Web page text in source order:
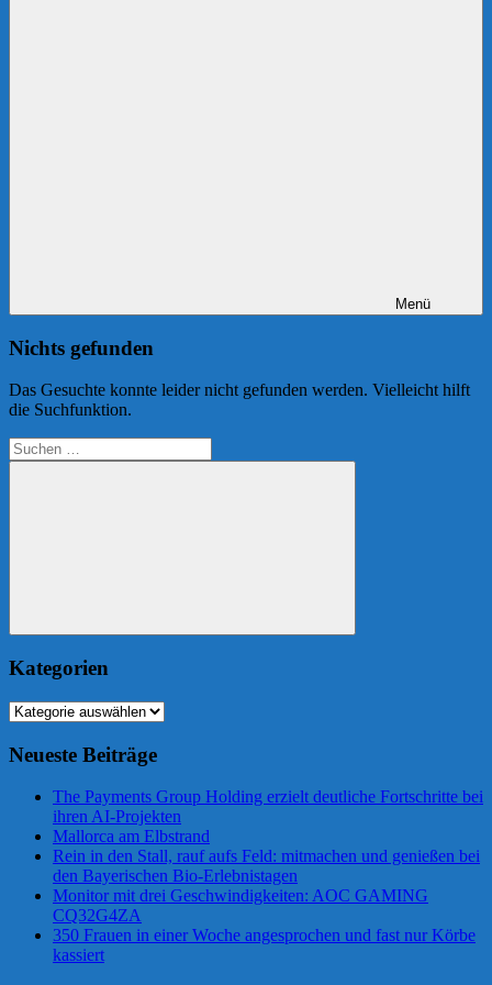
Menü
Nichts gefunden
Das Gesuchte konnte leider nicht gefunden werden. Vielleicht hilft
die Suchfunktion.
Suchen
nach:
Suchen
Kategorien
Kategorien
Neueste Beiträge
The Payments Group Holding erzielt deutliche Fortschritte bei
ihren AI-Projekten
Mallorca am Elbstrand
Rein in den Stall, rauf aufs Feld: mitmachen und genießen bei
den Bayerischen Bio-Erlebnistagen
Monitor mit drei Geschwindigkeiten: AOC GAMING
CQ32G4ZA
350 Frauen in einer Woche angesprochen und fast nur Körbe
kassiert